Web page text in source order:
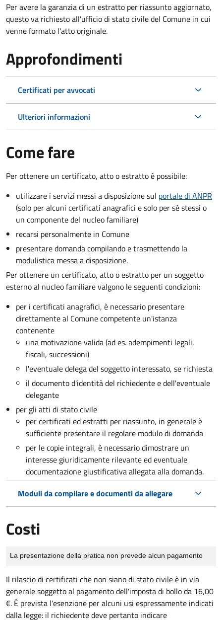
Per avere la garanzia di un estratto per riassunto aggiornato,
questo va richiesto all'ufficio di stato civile del Comune in cui
venne formato l'atto originale.
Approfondimenti
Certificati per avvocati
Ulteriori informazioni
Come fare
Per ottenere un certificato, atto o estratto è possibile:
utilizzare i servizi messi a disposizione sul portale di ANPR
(solo per alcuni certificati anagrafici e solo per sé stessi o
un componente del nucleo familiare)
recarsi personalmente in Comune
presentare domanda compilando e trasmettendo la
modulistica messa a disposizione.
Per ottenere un certificato, atto o estratto per un soggetto
esterno al nucleo familiare valgono le seguenti condizioni:
per i certificati anagrafici, è necessario presentare
direttamente al Comune competente un'istanza
contenente
una motivazione valida (ad es. adempimenti legali,
fiscali, successioni)
l'eventuale delega del soggetto interessato, se richiesta
il documento d'identità del richiedente e dell'eventuale
delegante
per gli atti di stato civile
per certificati ed estratti per riassunto, in generale è
sufficiente presentare il regolare modulo di domanda
per le copie integrali, è necessario dimostrare un
interesse giuridicamente rilevante ed eventuale
documentazione giustificativa allegata alla domanda.
Moduli da compilare e documenti da allegare
Costi
La presentazione della pratica non prevede alcun pagamento
Il rilascio di certificati che non siano di stato civile è in via
generale soggetto al pagamento dell'imposta di bollo da 16,00
€. É prevista l'esenzione per alcuni usi espressamente indicati
dalla legge: il richiedente deve pertanto indicare